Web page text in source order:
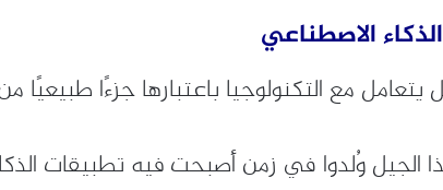
الاصطناعي
يتعامل مع التكنولوجيا باعتبارها جزءًا
الجيل وُلدوا في زمن أصبحت فيه تطبيقات